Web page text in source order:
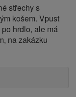
střechy s
košem. Vpust
hrdlo, ale má
na zakázku